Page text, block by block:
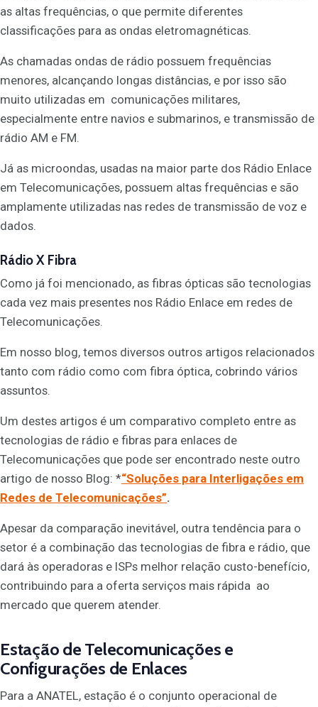
as altas frequências, o que permite diferentes
classificações para as ondas eletromagnéticas.
As chamadas ondas de rádio possuem frequências
menores, alcançando longas distâncias, e por isso são
muito utilizadas em comunicações militares,
especialmente entre navios e submarinos, e transmissão de
rádio AM e FM.
Já as microondas, usadas na maior parte dos Rádio Enlace
em Telecomunicações, possuem altas frequências e são
amplamente utilizadas nas redes de transmissão de voz e
dados.
Rádio X Fibra
Como já foi mencionado, as fibras ópticas são tecnologias
cada vez mais presentes nos Rádio Enlace em redes de
Telecomunicações.
Em nosso blog, temos diversos outros artigos relacionados
tanto com rádio como com fibra óptica, cobrindo vários
assuntos.
Um destes artigos é um comparativo completo entre as
tecnologias de rádio e fibras para enlaces de
Telecomunicações que pode ser encontrado neste outro
artigo de nosso Blog: *“Soluções para Interligações em
Redes de Telecomunicações”.
Apesar da comparação inevitável, outra tendência para o
setor é a combinação das tecnologias de fibra e rádio, que
dará às operadoras e ISPs melhor relação custo-benefício,
contribuindo para a oferta serviços mais rápida ao
mercado que querem atender.
Estação de Telecomunicações e
Configurações de Enlaces
Para a ANATEL, estação é o conjunto operacional de